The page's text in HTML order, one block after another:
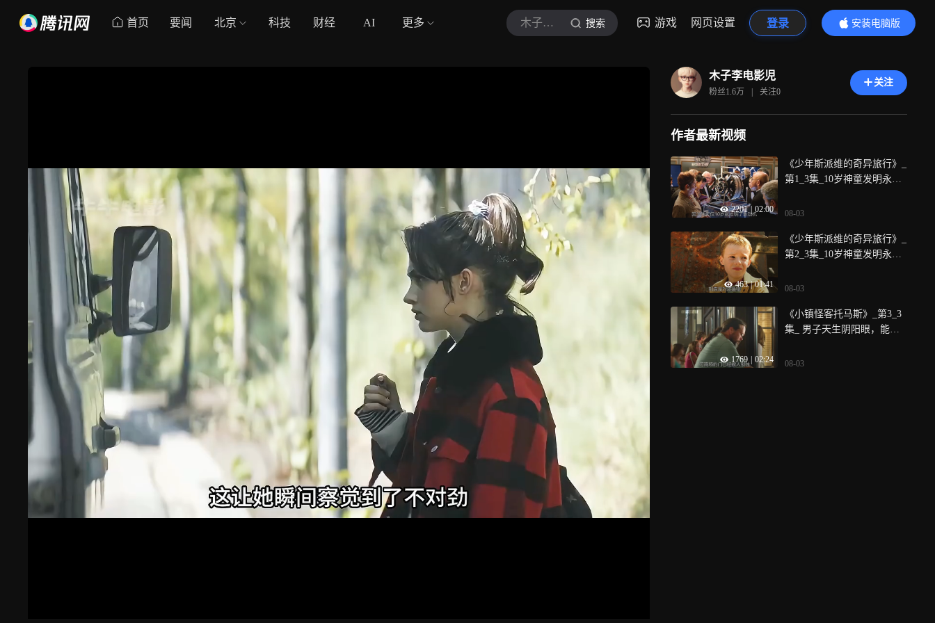
首页 要闻 北京 科技 财经 AI 更多 木子李电影児 搜索 游戏 网页设置 登录
安装电脑版
内容更精彩
木子李电影児
粉丝1.6万 | 关注0
关注
作者最新视频
2201 02:00
《少年斯派维的奇异旅行》_
第1_3集_10岁神童发明永动
08-03
463 | 01:41
《少年斯派维的奇异旅行》_
第2_3集_10岁神童发明永动
08-03
1769 02:24
《小镇怪客托马斯》_第3_3
集_ 男子天生阴阳眼，能看
08-03